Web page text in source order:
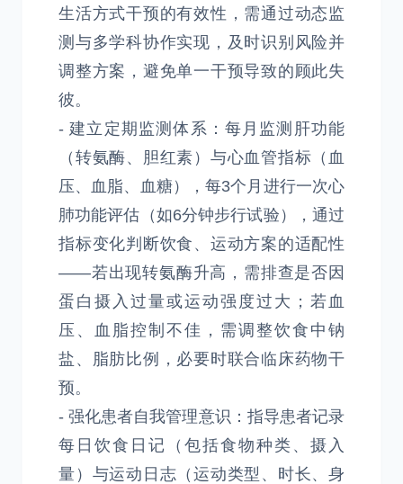
生活方式干预的有效性，需通过动态监
测与多学科协作实现，及时识别风险并
调整方案，避免单一干预导致的顾此失
彼。
- 建立定期监测体系：每月监测肝功能
（转氨酶、胆红素）与心血管指标（血
压、血脂、血糖），每3个月进行一次心
肺功能评估（如6分钟步行试验），通过
指标变化判断饮食、运动方案的适配性
——若出现转氨酶升高，需排查是否因
蛋白摄入过量或运动强度过大；若血
压、血脂控制不佳，需调整饮食中钠
盐、脂肪比例，必要时联合临床药物干
预。
- 强化患者自我管理意识：指导患者记录
每日饮食日记（包括食物种类、摄入
量）与运动日志（运动类型、时长、身